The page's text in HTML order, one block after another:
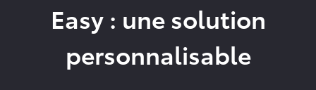
Easy : une solution
personnalisable